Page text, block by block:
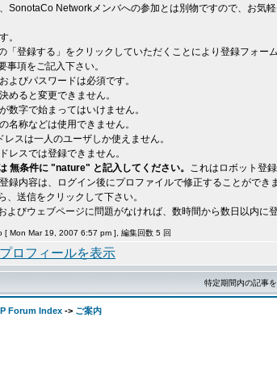
SonotaCo Networkメンバへの参加とは別物ですので、お気軽
。
「登録する」をクリックしていただくことにより登録フォーム
事項をご記入下さい。
よびパスワードは必須です。
めると変更できません。
数字で始まってはいけません。
名称などは使用できません。
レスは一人のユーザしか使えません。
レスでは登録できません。
無条件に "nature" と記入してください。 これはロボット登
録内容は、ログイン後にプロファイルで修正することができま
、送信をクリックして下さい。
よびウェブページに問題がなければ、数時間から数日以内に
[ Mon Mar 19, 2007 6:57 pm ], 編集回数 5 回
特定期間内の記事
Forum Index -> ご案内